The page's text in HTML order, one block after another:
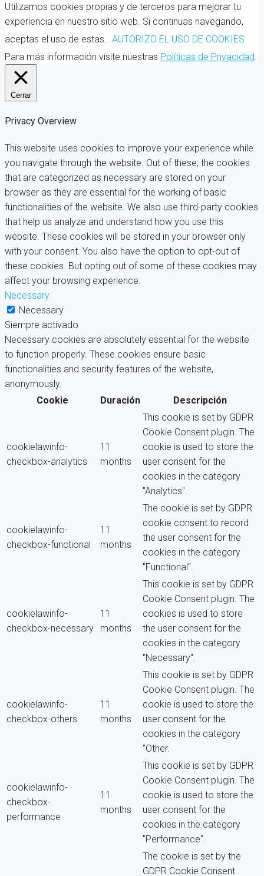
Utilizamos cookies propias y de terceros para mejorar tu
experiencia en nuestro sitio web. Si continuas navegando,
aceptas el uso de estas.
AUTORIZO EL USO DE COOKIES
Para más información visite nuestras Políticas de Privacidad
Cerrar
Privacy Overview
This website uses cookies to improve your experience while
you navigate through the website. Out of these, the cookies
that are categorized as necessary are stored on your
browser as they are essential for the working of basic
functionalities of the website. We also use third-party cookies
that help us analyze and understand how you use this
website. These cookies will be stored in your browser only
with your consent. You also have the option to opt-out of
these cookies. But opting out of some of these cookies may
affect your browsing experience.
Necessary
Necessary
Siempre activado
Necessary cookies are absolutely essential for the website
to function properly. These cookies ensure basic
functionalities and security features of the website,
anonymously.
Cookie
Duración Descripción
cookielawinfo-
checkbox-analytics
11
months
This cookie is set by GDPR
Cookie Consent plugin. The
cookie is used to store the
user consent for the
cookies in the category
"Analytics".
cookielawinfo-
checkbox-functional
11
months
The cookie is set by GDPR
cookie consent to record
the user consent for the
cookies in the category
"Functional".
cookielawinfo-
checkbox-necessary
11
months
This cookie is set by GDPR
Cookie Consent plugin. The
cookies is used to store
the user consent for the
cookies in the category
"Necessary".
cookielawinfo-
checkbox-others
11
months
This cookie is set by GDPR
Cookie Consent plugin. The
cookie is used to store the
user consent for the
cookies in the category
"Other.
cookielawinfo-
checkbox-
performance
11
months
This cookie is set by GDPR
Cookie Consent plugin. The
cookie is used to store the
user consent for the
cookies in the category
"Performance".
The cookie is set by the
GDPR Cookie Consent